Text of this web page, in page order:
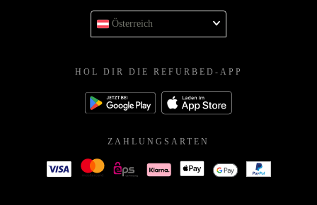
Österreich
HOL DIR DIE REFURBED-APP
ZAHLUNGSARTEN